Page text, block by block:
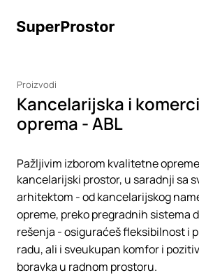
Proizvodi
Kancelarijska i
oprema - ABL
Pažljivim izborom kvalitetne
kancelarijski prostor, u saradnji sa
arhitektom - od kancelarijskog
opreme, preko pregradnih sistema
rešenja - osiguraćeš fleksibilnost i
radu, ali i sveukupan komfor i
boravka u radnom prostoru.